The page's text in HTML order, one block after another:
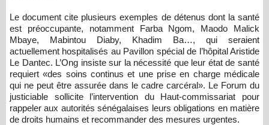
Le document cite plusieurs exemples de détenus dont la santé
est préoccupante, notamment Farba Ngom, Maodo Malick
Mbaye, Mabintou Diaby, Khadim Ba…, qui seraient
actuellement hospitalisés au Pavillon spécial de l’hôpital Aristide
Le Dantec. L’Ong insiste sur la nécessité que leur état de santé
requiert «des soins continus et une prise en charge médicale
qui ne peut être assurée dans le cadre carcéral». Le Forum du
justiciable sollicite l’intervention du Haut-commissariat pour
rappeler aux autorités sénégalaises leurs obligations en matière
de droits humains et recommander des mesures urgentes.